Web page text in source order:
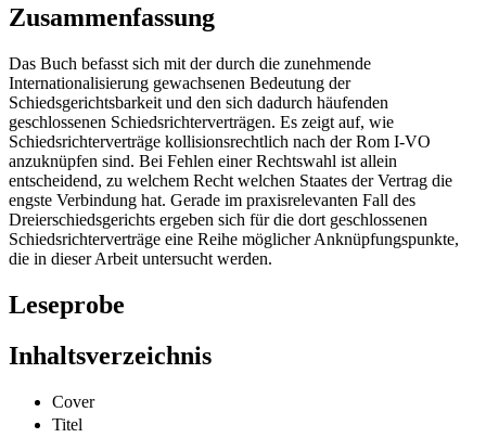
Internationalisierung gewachsenen Bedeutung der
Schiedsgerichtsbarkeit und den sich dadurch häufenden
geschlossenen Schiedsrichterverträgen. Es zeigt auf, wie
Schiedsrichterverträge kollisionsrechtlich nach der Rom I-VO
anzuknüpfen sind. Bei Fehlen einer Rechtswahl ist allein
entscheidend, zu welchem Recht welchen Staates der Vertrag die
engste Verbindung hat. Gerade im praxisrelevanten Fall des
Dreierschiedsgerichts ergeben sich für die dort geschlossenen
Schiedsrichterverträge eine Reihe möglicher Anknüpfungspunkte,
die in dieser Arbeit untersucht werden.
Titel
Copyright